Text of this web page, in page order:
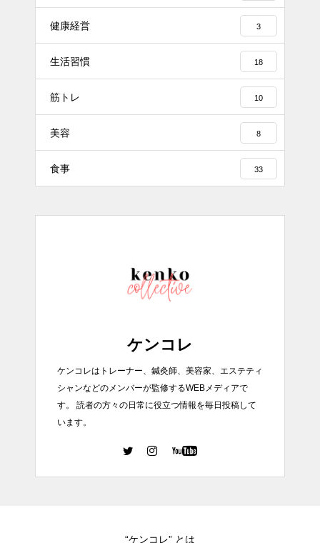
健康経営 3
生活習慣 18
筋トレ 10
美容 8
食事 33
ケンコレ
ケンコレはトレーナー、鍼灸師、美容家、エステティ
シャンなどのメンバーが監修するWEBメディアで
す。 読者の方々の日常に役立つ情報を毎日投稿して
います。
“ケンコレ” とは